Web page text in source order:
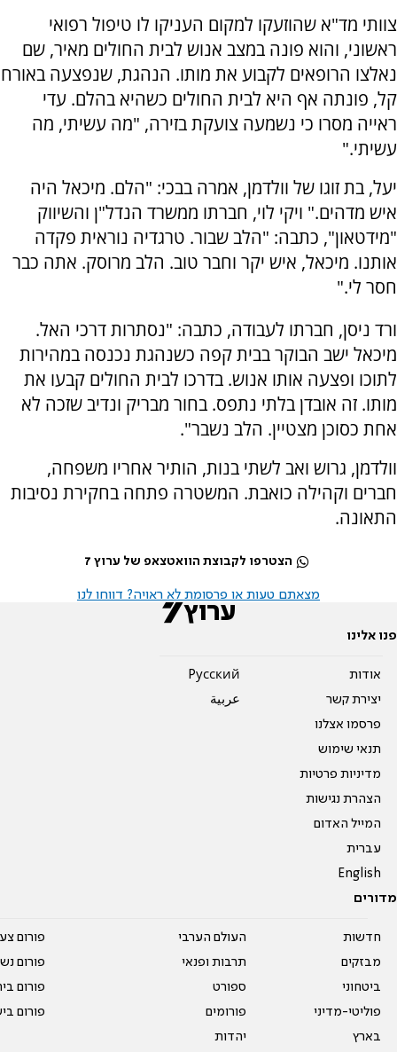
צוותי מד"א שהוזעקו למקום העניקו לו טיפול רפואי
ראשוני, והוא פונה במצב אנוש לבית החולים מאיר, שם
נאלצו הרופאים לקבוע את מותו. הנהגת, שנפצעה באורח
קל, פונתה אף היא לבית החולים כשהיא בהלם. עדי
ראייה מסרו כי נשמעה צועקת בזירה, "מה עשיתי, מה
עשיתי."
יעל, בת זוגו של וולדמן, אמרה בבכי: "הלם. מיכאל היה
איש מדהים." ויקי לוי, חברתו ממשרד הנדל"ן והשיווק
"מידטאון", כתבה: "הלב שבור. טרגדיה נוראית פקדה
אותנו. מיכאל, איש יקר וחבר טוב. הלב מרוסק. אתה כבר
חסר לי."
ורד ניסן, חברתו לעבודה, כתבה: "נסתרות דרכי האל.
מיכאל ישב הבוקר בבית קפה כשנהגת נכנסה במהירות
לתוכו ופצעה אותו אנוש. בדרכו לבית החולים קבעו את
מותו. זה אובדן בלתי נתפס. בחור מבריק ונדיב שזכה לא
אחת כסוכן מצטיין. הלב נשבר".
וולדמן, גרוש ואב לשתי בנות, הותיר אחריו משפחה,
חברים וקהילה כואבת. המשטרה פתחה בחקירת נסיבות
התאונה.
הצטרפו לקבוצת הוואטצאפ של ערוץ 7
מצאתם טעות או פרסומת לא ראויה? דווחו לנו
פנו אלינו
אודות
יצירת קשר
פרסמו אצלנו
תנאי שימוש
מדיניות פרטיות
הצהרת נגישות
המייל האדום
עברית
English
Pусский
عربية
מדורים
חדשות
מבזקים
ביטחוני
פוליטי-מדיני
בארץ
העולם הערבי
תרבות ופנאי
ספורט
פורומים
יהדות
פורום
פורום
פורום
פורום